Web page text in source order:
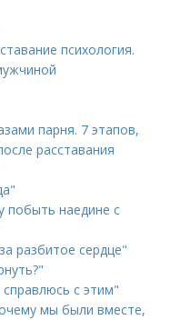
психология.
парня. 7 этапов,
расставания
побыть наедине с
разбитое сердце"
справлюсь с этим"
мы были вместе,